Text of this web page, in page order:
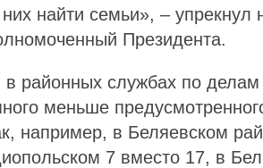
найти семьи», – упрекнул
Президента.
районных службах по делам
меньше
например, в Беляевском
7 вместо 17, в